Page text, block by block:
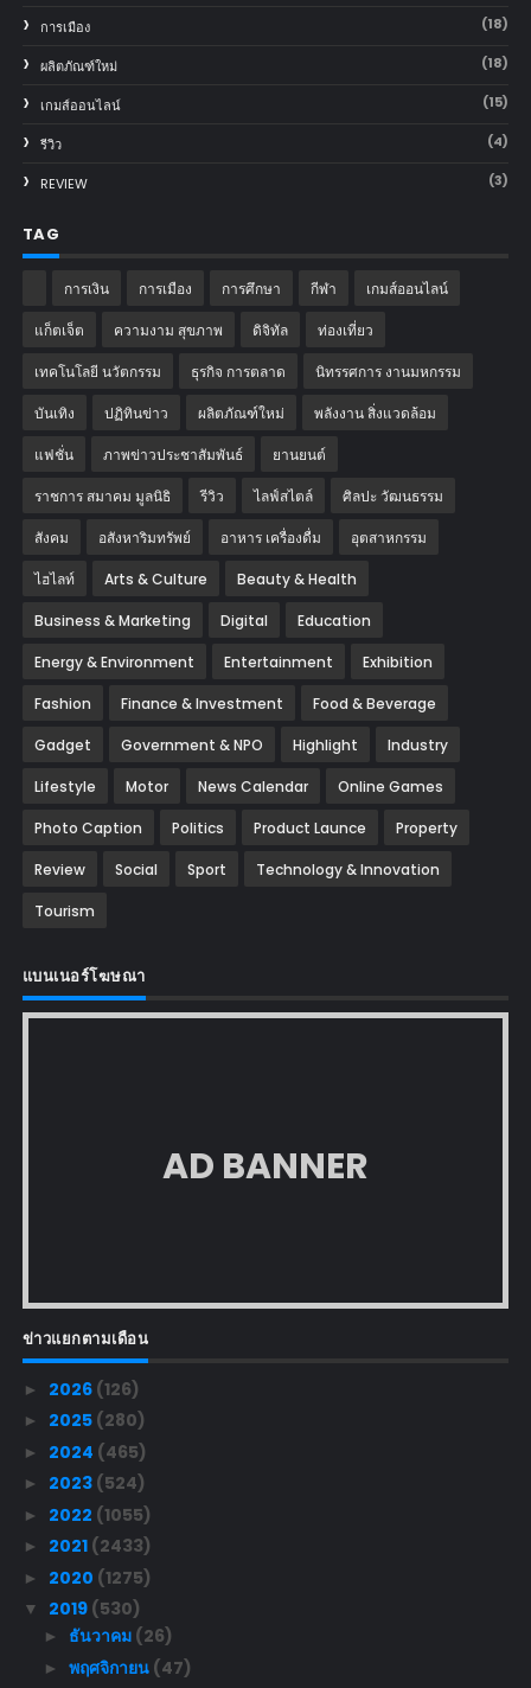
การเมือง (18)
ผลิตภัณฑ์ใหม่ (18)
เกมส์ออนไลน์ (15)
รีวิว (4)
REVIEW (3)
TAG
การเงิน การเมือง การศึกษา กีฬา เกมส์ออนไลน์
แก็ตเจ็ต ความงาม สุขภาพ ดิจิทัล ท่องเที่ยว
เทคโนโลยี นวัตกรรม ธุรกิจ การตลาด นิทรรศการ งานมหกรรม
บันเทิง ปฏิทินข่าว ผลิตภัณฑ์ใหม่ พลังงาน สิ่งแวดล้อม
แฟชั่น ภาพข่าวประชาสัมพันธ์ ‎ยานยนต์‎
ราชการ สมาคม มูลนิธิ รีวิว ไลฟ์สไตล์ ศิลปะ วัฒนธรรม
สังคม อสังหาริมทรัพย์ อาหาร เครื่องดื่ม อุตสาหกรรม
ไฮไลท์ Arts & Culture Beauty & Health
Business & Marketing Digital Education
Energy & Environment Entertainment Exhibition
Fashion Finance & Investment Food & Beverage
Gadget Government & NPO Highlight Industry
Lifestyle Motor News Calendar Online Games
Photo Caption Politics Product Launce Property
Review Social Sport Technology & Innovation
Tourism
แบนเนอร์โฆษณา
AD BANNER
ข่าวแยกตามเดือน
► 2026 (126)
► 2025 (280)
► 2024 (465)
► 2023 (524)
► 2022 (1055)
► 2021 (2433)
► 2020 (1275)
▼ 2019 (530)
► ธันวาคม (26)
► พฤศจิกายน (47)